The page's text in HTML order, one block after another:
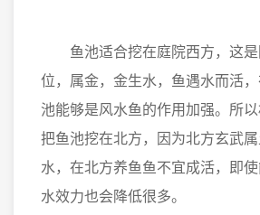
鱼池适合挖在庭院西方，这是
位，属金，金生水，鱼遇水而活
池能够是风水鱼的作用加强。所
把鱼池挖在北方，因为北方玄武
水，在北方养鱼鱼不宜成活，即
水效力也会降低很多。